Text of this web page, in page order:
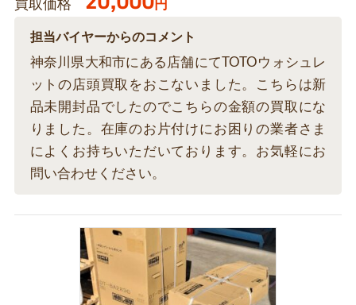
買取価格 円
担当バイヤーからのコメント
神奈川県大和市にある店舗にてTOTOウォシュレ
ットの店頭買取をおこないました。こちらは新
品未開封品でしたのでこちらの金額の買取にな
りました。在庫のお片付けにお困りの業者さま
によくお持ちいただいております。お気軽にお
問い合わせください。